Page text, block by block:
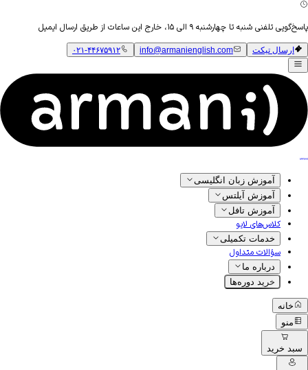
پاسخ‌گویی تلفنی شنبه تا چهارشنبه ۹ الی ۱۵، خارج این ساعات از طریق ارسال ایمیل
ارسال تیکت info@armanienglish.com ۰۲۱-۴۴۶۷۵۹۱۲
آموزش زبان انگلیسی
آموزش آیلتس
آموزش تافل
کلاس‌های لایو
خدمات تکمیلی
سؤالات متداول
درباره ما
خرید دوره‌ها
خانه
منو
سبد خرید